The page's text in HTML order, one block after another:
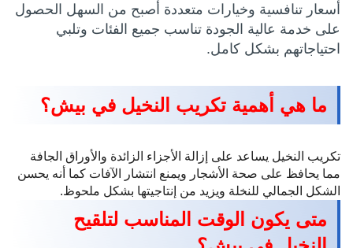
أسعار تنافسية وخيارات متعددة أصبح من السهل الحصول
على خدمة عالية الجودة تناسب جميع الفئات وتلبي
احتياجاتهم بشكل كامل.
ما هي أهمية تكريب النخيل في بيش؟
تكريب النخيل يساعد على إزالة الأجزاء الزائدة والأوراق الجافة
مما يحافظ على صحة الأشجار ويمنع انتشار الآفات كما أنه يحسن
الشكل الجمالي للنخلة ويزيد من إنتاجيتها بشكل ملحوظ.
متى يكون الوقت المناسب لتلقيح